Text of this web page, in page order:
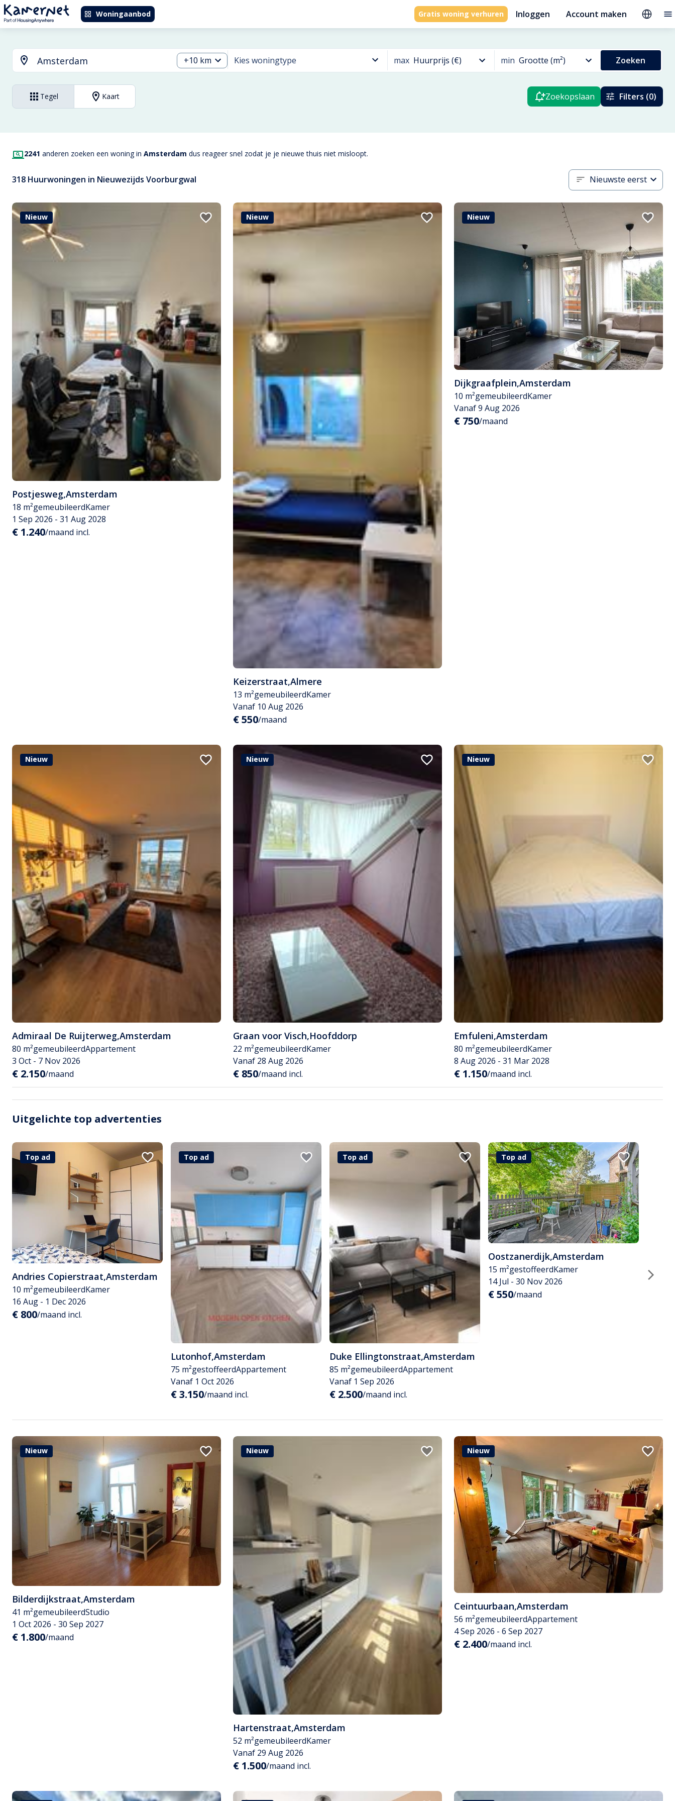
Woningaanbod Gratis woning verhuren Inloggen Account maken
+10 km Kies woningtype max Huurprijs (€) min Grootte (m²) Zoeken
Tegel Kaart Zoekopslaan Filters (0)
2241 anderen zoeken een woning in Amsterdam dus reageer snel zodat je je nieuwe thuis niet misloopt.
318 Huurwoningen in Nieuwezijds Voorburgwal Nieuwste eerst
Nieuw
Postjesweg,Amsterdam
18 m²gemeubileerdKamer
1 Sep 2026 - 31 Aug 2028
€ 1.240/maand incl.
Nieuw
Keizerstraat,Almere
13 m²gemeubileerdKamer
Vanaf 10 Aug 2026
€ 550/maand
Nieuw
Dijkgraafplein,Amsterdam
10 m²gemeubileerdKamer
Vanaf 9 Aug 2026
€ 750/maand
Nieuw
Admiraal De Ruijterweg,Amsterdam
80 m²gemeubileerdAppartement
3 Oct - 7 Nov 2026
€ 2.150/maand
Nieuw
Graan voor Visch,Hoofddorp
22 m²gemeubileerdKamer
Vanaf 28 Aug 2026
€ 850/maand incl.
Nieuw
Emfuleni,Amsterdam
80 m²gemeubileerdKamer
8 Aug 2026 - 31 Mar 2028
€ 1.150/maand incl.
Uitgelichte top advertenties
Top ad
Andries Copierstraat,Amsterdam
10 m²gemeubileerdKamer
16 Aug - 1 Dec 2026
€ 800/maand incl.
Top ad
Lutonhof,Amsterdam
75 m²gestoffeerdAppartement
Vanaf 1 Oct 2026
€ 3.150/maand incl.
Top ad
Duke Ellingtonstraat,Amsterdam
85 m²gemeubileerdAppartement
Vanaf 1 Sep 2026
€ 2.500/maand incl.
Top ad
Oostzanerdijk,Amsterdam
15 m²gestoffeerdKamer
14 Jul - 30 Nov 2026
€ 550/maand
Nieuw
Bilderdijkstraat,Amsterdam
41 m²gemeubileerdStudio
1 Oct 2026 - 30 Sep 2027
€ 1.800/maand
Nieuw
Hartenstraat,Amsterdam
52 m²gemeubileerdKamer
Vanaf 29 Aug 2026
€ 1.500/maand incl.
Nieuw
Ceintuurbaan,Amsterdam
56 m²gemeubileerdAppartement
4 Sep 2026 - 6 Sep 2027
€ 2.400/maand incl.